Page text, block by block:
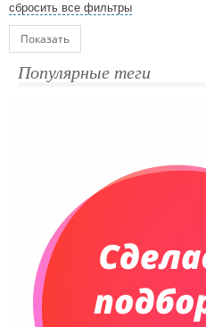
сбросить все фильтры
Показать
Популярные теги